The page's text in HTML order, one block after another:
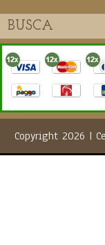
Copyright 2026 |